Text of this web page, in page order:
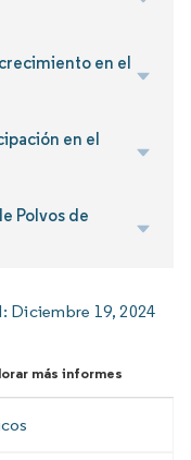
en el
en el
Polvos de
Diciembre 19, 2024
más informes